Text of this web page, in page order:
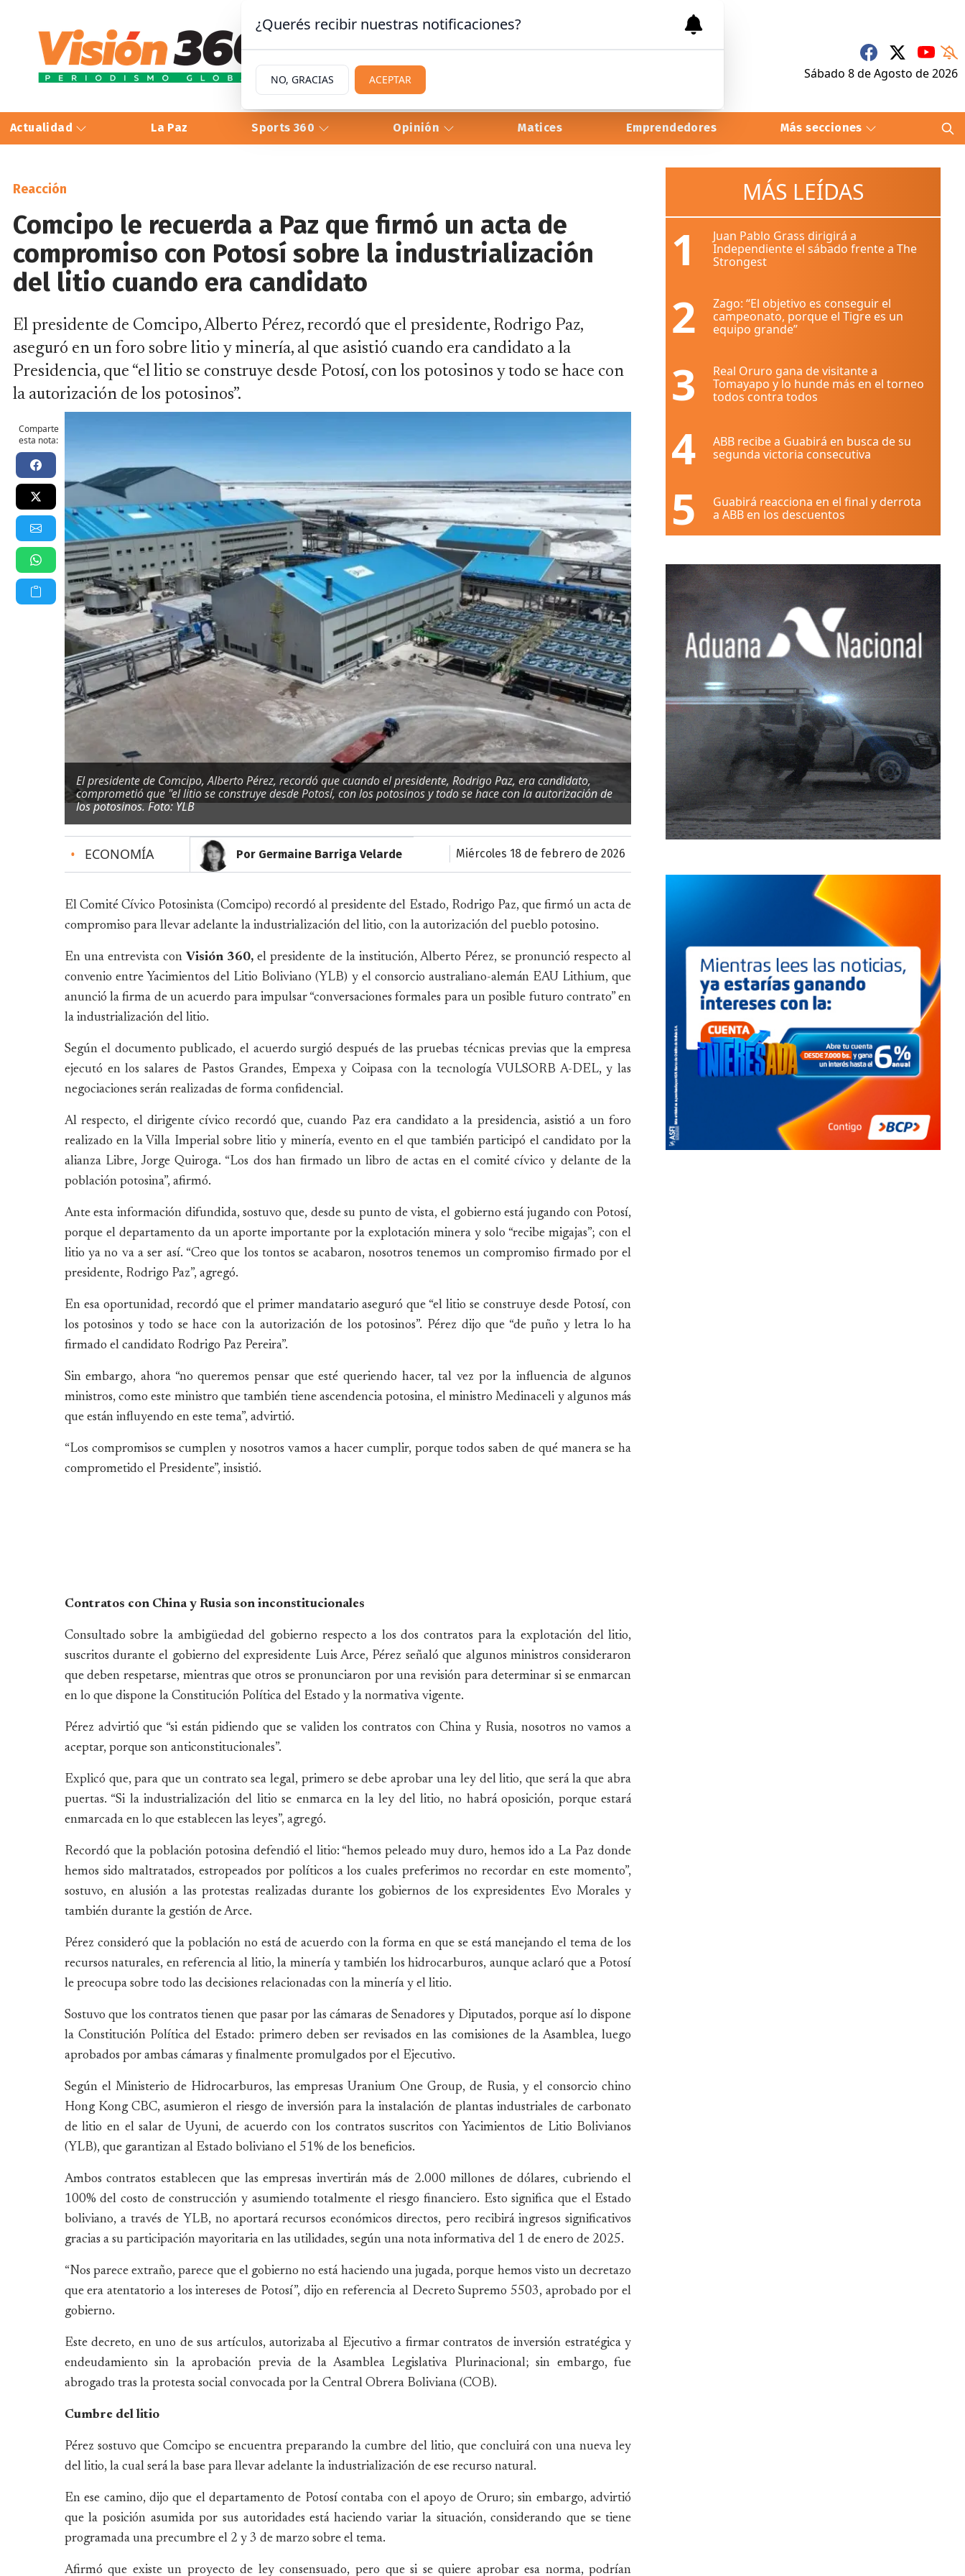
Sábado 8deAgosto de 2026
Actualidad La Paz Sports 360 Opinión Matices Emprendedores Más secciones
Reacción
Comcipo le recuerda a Paz que firmó un acta de
compromiso con Potosí sobre la industrialización
del litio cuando era candidato
El presidente de Comcipo, Alberto Pérez, recordó que el presidente, Rodrigo Paz,
aseguró en un foro sobre litio y minería, al que asistió cuando era candidato a la
Presidencia, que “el litio se construye desde Potosí, con los potosinos y todo se hace con
la autorización de los potosinos”.
Comparte
esta nota:
El presidente de Comcipo, Alberto Pérez, recordó que cuando el presidente, Rodrigo Paz, era candidato,
comprometió que "el litio se construye desde Potosí, con los potosinos y todo se hace con la autorización de
los potosinos. Foto: YLB
• ECONOMÍA Por Germaine Barriga Velarde miércoles 18 de febrero de 2026
El Comité Cívico Potosinista (Comcipo) recordó al presidente del Estado, Rodrigo Paz, que firmó un acta de
compromiso para llevar adelante la industrialización del litio, con la autorización del pueblo potosino.
En una entrevista con Visión 360,el presidente de la institución, Alberto Pérez, se pronunció respecto al
convenio entre Yacimientos del Litio Boliviano (YLB) y el consorcio australiano-alemán EAU Lithium, que
anunció la firma de un acuerdo para impulsar “conversaciones formales para un posible futuro contrato” en
la industrialización del litio.
Según el documento publicado, el acuerdo surgió después de las pruebas técnicas previas que la empresa
ejecutó en los salares de Pastos Grandes, Empexa y Coipasa con la tecnología VULSORB A-DEL, y las
negociaciones serán realizadas de forma confidencial.
Al respecto, el dirigente cívico recordó que, cuando Paz era candidato a la presidencia, asistió a un foro
realizado en la Villa Imperial sobre litio y minería, evento en el que también participó el candidato por la
alianza Libre, Jorge Quiroga. “Los dos han firmado un libro de actas en el comité cívico y delante de la
población potosina”, afirmó.
Ante esta información difundida, sostuvo que, desde su punto de vista, el gobierno está jugando con Potosí,
porque el departamento da un aporte importante por la explotación minera y solo “recibe migajas”; con el
litio ya no va a ser así. “Creo que los tontos se acabaron, nosotros tenemos un compromiso firmado por el
presidente, Rodrigo Paz”, agregó.
En esa oportunidad, recordó que el primer mandatario aseguró que “el litio se construye desde Potosí, con
los potosinos y todo se hace con la autorización de los potosinos”. Pérez dijo que “de puño y letra lo ha
firmado el candidato Rodrigo Paz Pereira”.
Sin embargo, ahora “no queremos pensar que esté queriendo hacer, tal vez por la influencia de algunos
ministros, como este ministro que también tiene ascendencia potosina, el ministro Medinaceli y algunos más
que están influyendo en este tema”, advirtió.
“Los compromisos se cumplen y nosotros vamos a hacer cumplir, porque todos saben de qué manera se ha
comprometido el Presidente”, insistió.
Contratos con China y Rusia son inconstitucionales
Consultado sobre la ambigüedad del gobierno respecto a los dos contratos para la explotación del litio,
suscritos durante el gobierno del expresidente Luis Arce, Pérez señaló que algunos ministros consideraron
que deben respetarse, mientras que otros se pronunciaron por una revisión para determinar si se enmarcan
en lo que dispone la Constitución Política del Estado y la normativa vigente.
Pérez advirtió que “si están pidiendo que se validen los contratos con China y Rusia, nosotros no vamos a
aceptar, porque son anticonstitucionales”.
Explicó que, para que un contrato sea legal, primero se debe aprobar una ley del litio, que será la que abra
puertas. “Si la industrialización del litio se enmarca en la ley del litio, no habrá oposición, porque estará
enmarcada en lo que establecen las leyes”, agregó.
Recordó que la población potosina defendió el litio: “hemos peleado muy duro, hemos ido a La Paz donde
hemos sido maltratados, estropeados por políticos a los cuales preferimos no recordar en este momento”,
sostuvo, en alusión a las protestas realizadas durante los gobiernos de los expresidentes Evo Morales y
también durante la gestión de Arce.
Pérez consideró que la población no está de acuerdo con la forma en que se está manejando el tema de los
recursos naturales, en referencia al litio, la minería y también los hidrocarburos, aunque aclaró que a Potosí
le preocupa sobre todo las decisiones relacionadas con la minería y el litio.
Sostuvo que los contratos tienen que pasar por las cámaras de Senadores y Diputados, porque así lo dispone
la Constitución Política del Estado: primero deben ser revisados en las comisiones de la Asamblea, luego
aprobados por ambas cámaras y finalmente promulgados por el Ejecutivo.
Según el Ministerio de Hidrocarburos, las empresas Uranium One Group, de Rusia, y el consorcio chino
Hong Kong CBC, asumieron el riesgo de inversión para la instalación de plantas industriales de carbonato
de litio en el salar de Uyuni, de acuerdo con los contratos suscritos con Yacimientos de Litio Bolivianos
(YLB), que garantizan al Estado boliviano el 51% de los beneficios.
Ambos contratos establecen que las empresas invertirán más de 2.000 millones de dólares, cubriendo el
100% del costo de construcción y asumiendo totalmente el riesgo financiero. Esto significa que el Estado
boliviano, a través de YLB, no aportará recursos económicos directos, pero recibirá ingresos significativos
gracias a su participación mayoritaria en las utilidades, según una nota informativa del 1 de enero de 2025.
“Nos parece extraño, parece que el gobierno no está haciendo una jugada, porque hemos visto un decretazo
que era atentatorio a los intereses de Potosí”, dijo en referencia al Decreto Supremo 5503, aprobado por el
gobierno.
Este decreto, en uno de sus artículos, autorizaba al Ejecutivo a firmar contratos de inversión estratégica y
endeudamiento sin la aprobación previa de la Asamblea Legislativa Plurinacional; sin embargo, fue
abrogado tras la protesta social convocada por la Central Obrera Boliviana (COB).
Cumbre del litio
Pérez sostuvo que Comcipo se encuentra preparando la cumbre del litio, que concluirá con una nueva ley
del litio, la cual será la base para llevar adelante la industrialización de ese recurso natural.
En ese camino, dijo que el departamento de Potosí contaba con el apoyo de Oruro; sin embargo, advirtió
que la posición asumida por sus autoridades está haciendo variar la situación, considerando que se tiene
programada una precumbre el 2 y 3 de marzo sobre el tema.
Afirmó que existe un proyecto de ley consensuado, pero que si se quiere aprobar esa norma, podrían
MÁS LEÍDAS
1
Juan Pablo Grass dirigirá a
Independiente el sábado frente a The
Strongest
2
Zago: “El objetivo es conseguir el
campeonato, porque el Tigre es un
equipo grande”
3
Real Oruro gana de visitante a
Tomayapo y lo hunde más en el torneo
todos contra todos
4
ABB recibe a Guabirá en busca de su
segunda victoria consecutiva
5
Guabirá reacciona en el final y derrota
a ABB en los descuentos
¿Querés recibir nuestras notificaciones?
NO, GRACIAS ACEPTAR